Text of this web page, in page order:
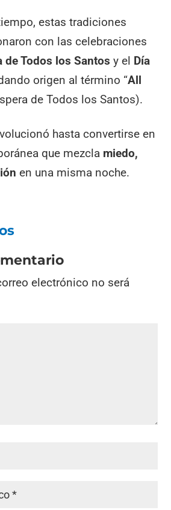
estas tradiciones
con las celebraciones
de Todos los Santos y el Día
origen al término “All
de Todos los Santos).
hasta convertirse en
que mezcla miedo,
en una misma noche.
electrónico no será